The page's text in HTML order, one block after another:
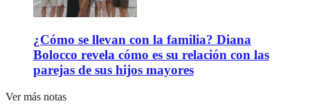
¿Cómo se llevan con la familia? Diana
Bolocco revela cómo es su relación con las
parejas de sus hijos mayores
Ver más notas